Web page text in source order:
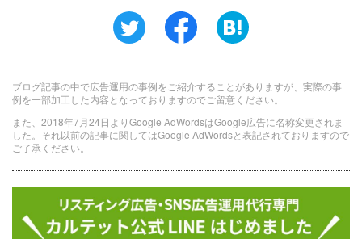
ブログ記事の中で広告運用の事例をご紹介することがありますが、実際の事
例を一部加工した内容となっておりますのでご留意ください。
また、2018年7月24日よりGoogle AdWordsはGoogle広告に名称変更されま
した。それ以前の記事に関してはGoogle AdWordsと表記されておりますので
ご了承ください。